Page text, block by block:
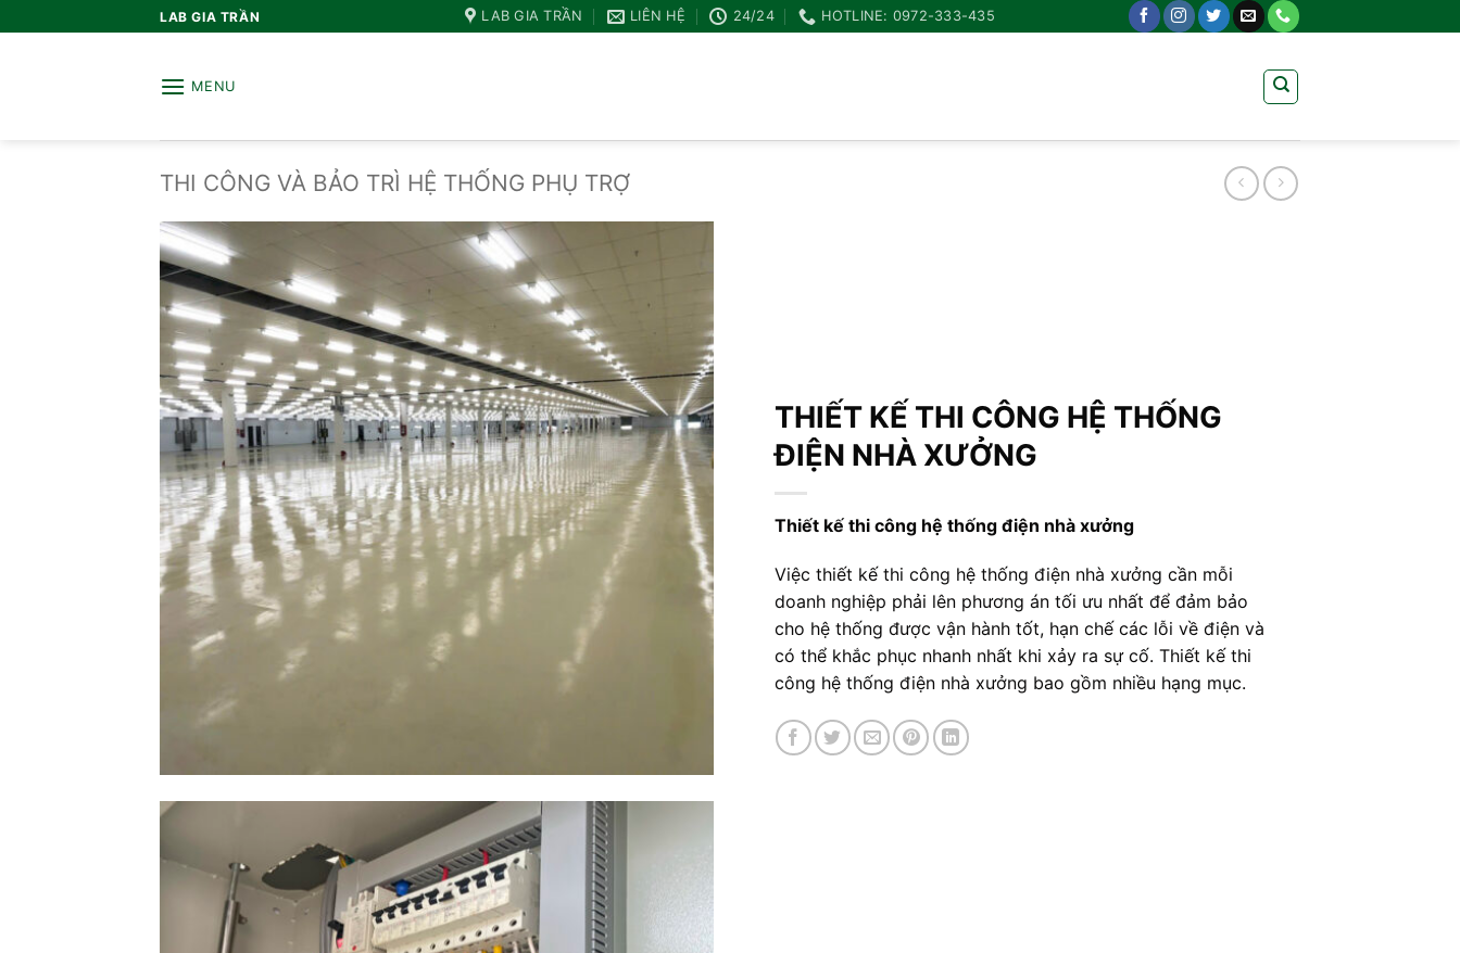
qua
LAB GIA TRẦN LAB GIA TRẦN LIÊN HỆ 24/24 HOTLINE: 0972-333-435
MENU
THI CÔNG VÀ BẢO TRÌ HỆ THỐNG PHỤ TRỢ
THIẾT KẾ THI CÔNG HỆ THỐNG
ĐIỆN NHÀ XƯỞNG
Thiết kế thi công hệ thống điện nhà xưởng
Việc thiết kế thi công hệ thống điện nhà xưởng cần mỗi
doanh nghiệp phải lên phương án tối ưu nhất để đảm bảo
cho hệ thống được vận hành tốt, hạn chế các lỗi về điện và
có thể khắc phục nhanh nhất khi xảy ra sự cố. Thiết kế thi
công hệ thống điện nhà xưởng bao gồm nhiều hạng mục.